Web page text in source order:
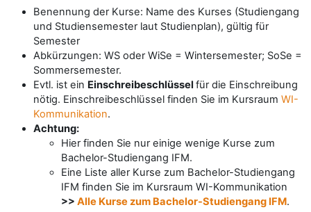
Benennung der Kurse: Name des Kurses (Studiengang
und Studiensemester laut Studienplan), gültig für
Semester
Abkürzungen: WS oder WiSe = Wintersemester; SoSe =
Sommersemester.
Evtl. ist ein Einschreibeschlüssel für die Einschreibung
nötig. Einschreibeschlüssel finden Sie im Kursraum WI-
Kommunikation.
Achtung:
Hier finden Sie nur einige wenige Kurse zum
Bachelor-Studiengang IFM.
Eine Liste aller Kurse zum Bachelor-Studiengang
IFM finden Sie im Kursraum WI-Kommunikation
>> Alle Kurse zum Bachelor-Studiengang IFM.